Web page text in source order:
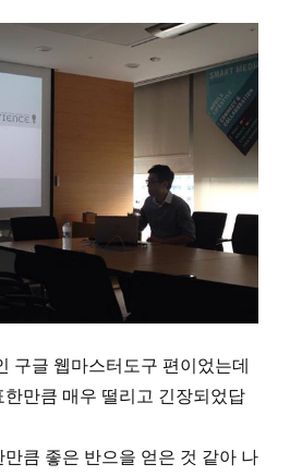
구글 웹마스터도구 편이었는데
만큼 매우 떨리고 긴장되었답
만큼 좋은 반으을 얻은 것 같아 나